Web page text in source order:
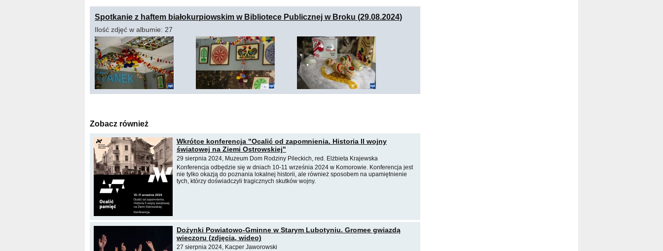
Spotkanie z haftem białokurpiowskim w Bibliotece Publicznej w Broku (29.08.2024)
Ilość zdjęć w albumie: 27
Zobacz również
Wkrótce konferencja "Ocalić od zapomnienia. Historia II wojny
światowej na Ziemi Ostrowskiej"
29 sierpnia 2024, Muzeum Dom Rodziny Pileckich, red. Elżbieta Krajewska
Konferencja odbędzie się w dniach 10-11 września 2024 w Komorowie. Konferencja jest
nie tylko okazją do poznania lokalnej historii, ale również sposobem na upamiętnienie
tych, którzy doświadczyli tragicznych skutków wojny.
Dożynki Powiatowo-Gminne w Starym Lubotyniu. Gromee gwiazdą
wieczoru (zdjęcia, wideo)
27 sierpnia 2024, Kacper Jaworowski